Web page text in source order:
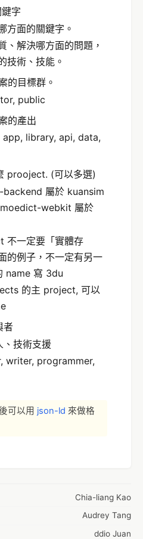
字
方面的關鍵字。
、解決哪方面的問題，
技術、技能。
的目標群。
public
的產出
library, api, data,
prooject. (可以多選)
backend 屬於 kuansim
webkit 屬於
不一定要「實體存
的例子，不一定有另一
name 寫 3du
的主 project, 可以
者
、技術支援
writer, programmer,
可以用 json-ld 來做格
Chia-liang Kao
Audrey Tang
ddio Juan